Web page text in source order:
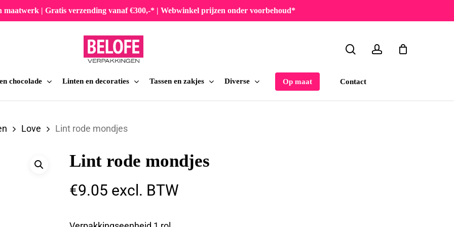
maatwerk | Gratis verzending vanaf €300,-* | Webwinkel prijzen onder voorbehoud*
chocolade Linten en decoraties Tassen en zakjes Diverse Op maat Contact
Love Lint rode mondjes
Lint rode mondjes
€9.05 excl. BTW